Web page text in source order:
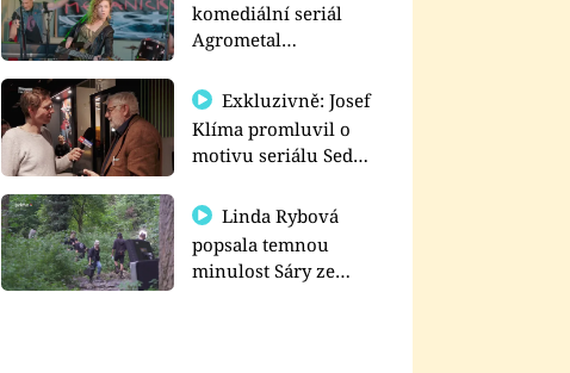
komediální seriál
Agrometal
prima+
Exkluzivně: Josef
Klíma promluvil o
motivu seriálu Sedm
Linda Rybová
popsala temnou
minulost Sáry ze